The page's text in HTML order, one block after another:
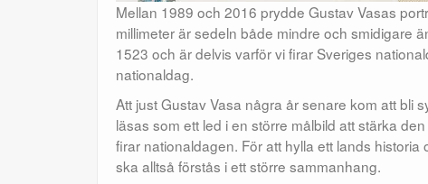
Mellan 1989 och 2016 prydde Gustav Vasas
millimeter är sedeln både mindre och smidigare
1523 och är delvis varför vi firar Sveriges
nationaldag.
Att just Gustav Vasa några år senare kom att bli
läsas som ett led i en större målbild att stärka
firar nationaldagen. För att hylla ett lands
ska alltså förstås i ett större sammanhang.